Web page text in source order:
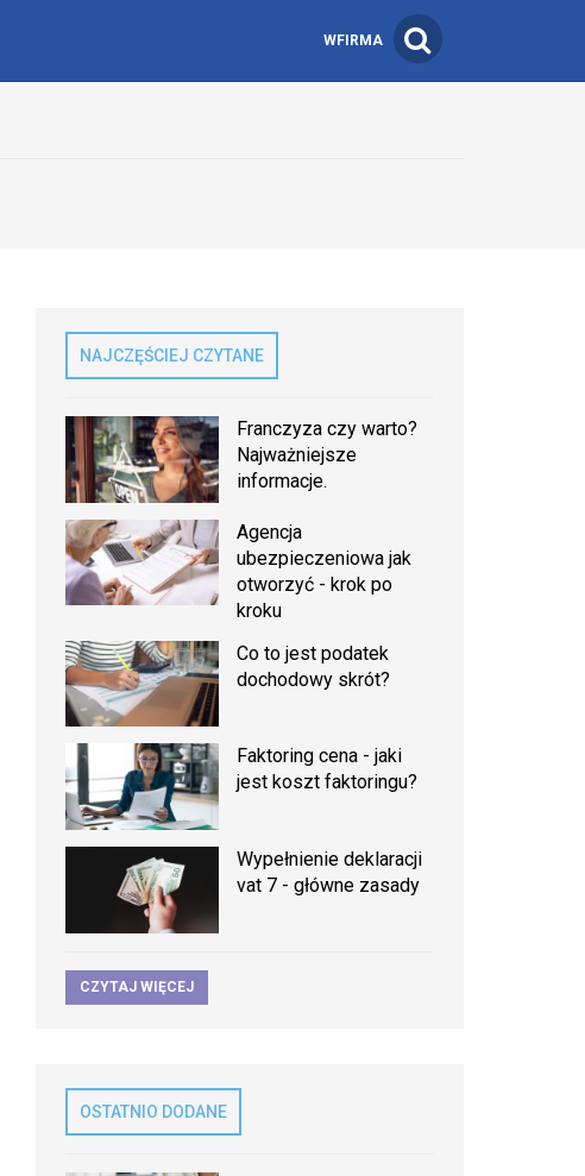
WFIRMA
NAJCZĘŚCIEJ CZYTANE
Franczyza czy warto?
Najważniejsze
informacje.
Agencja
ubezpieczeniowa jak
otworzyć - krok po
kroku
Co to jest podatek
dochodowy skrót?
Faktoring cena - jaki
jest koszt faktoringu?
Wypełnienie deklaracji
vat 7 - główne zasady
CZYTAJ WIĘCEJ
OSTATNIO DODANE